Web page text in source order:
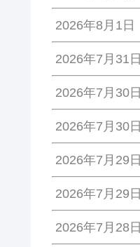
2026年8月1日
2026年7月31日
2026年7月30日
2026年7月30日
2026年7月29日
2026年7月29日
2026年7月28日